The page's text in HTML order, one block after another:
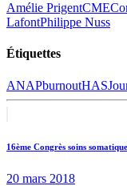
Amélie PrigentCME
LafontPhilippe Nuss
Étiquettes
ANAPburnoutHAS
de
16ème Congrès soins
20 mars 2018